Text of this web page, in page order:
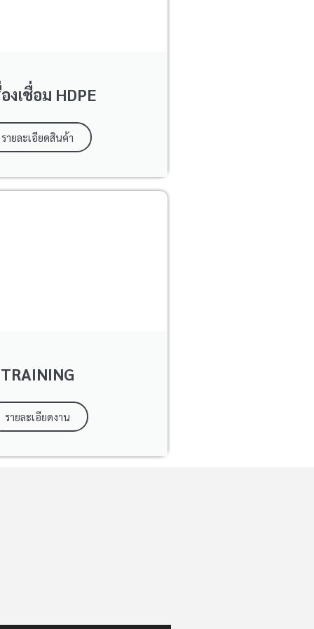
งเชื่อม HDPE
รายละเอียดสินค้า
TRAINING
รายละเอียดงาน